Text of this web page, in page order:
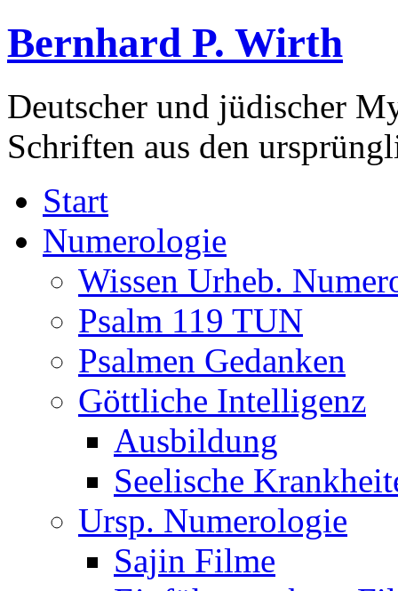
Bernhard P. Wirth
Deutscher und jüdischer
Schriften aus den
Start
Numerologie
Wissen Urheb.
Psalm 119 TUN
Psalmen Gedanken
Göttliche Intelligenz
Ausbildung
Seelische
Ursp. Numerologie
Sajin Filme